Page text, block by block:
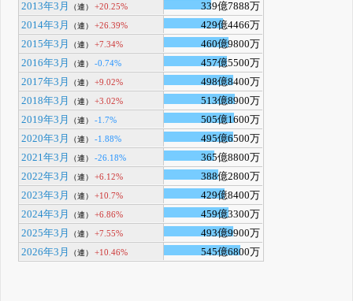
2013年3月
（連） +20.25%
339億7888万
2014年3月
（連） +26.39%
429億4466万
2015年3月
（連） +7.34%
460億9800万
2016年3月
（連） -0.74%
457億5500万
2017年3月
（連） +9.02%
498億8400万
2018年3月
（連） +3.02%
513億8900万
2019年3月
（連） -1.7%
505億1600万
2020年3月
（連） -1.88%
495億6500万
2021年3月
（連） -26.18%
365億8800万
2022年3月
（連） +6.12%
388億2800万
2023年3月
（連） +10.7%
429億8400万
2024年3月
（連） +6.86%
459億3300万
2025年3月
（連） +7.55%
493億9900万
2026年3月
（連） +10.46% 545億6800万